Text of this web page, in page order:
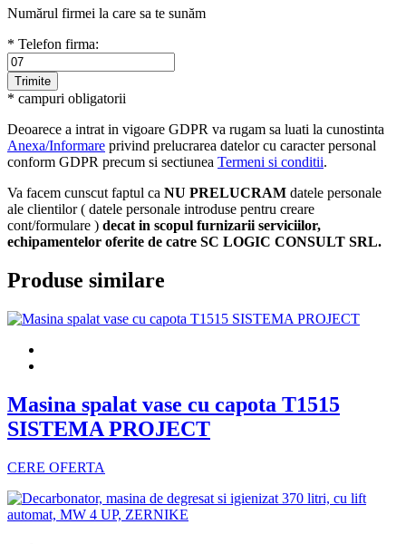
Numărul firmei la care sa te sunăm
* Telefon firma:
* campuri obligatorii
Deoarece a intrat in vigoare GDPR va rugam sa luati la cunostinta
Anexa/Informare privind prelucrarea datelor cu caracter personal
conform GDPR precum si sectiunea Termeni si conditii.
Va facem cunscut faptul ca NU PRELUCRAM datele personale
ale clientilor ( datele personale introduse pentru creare
cont/formulare ) decat in scopul furnizarii serviciilor,
echipamentelor oferite de catre SC LOGIC CONSULT SRL.
Produse similare
Masina spalat vase cu capota T1515
SISTEMA PROJECT
CERE OFERTA